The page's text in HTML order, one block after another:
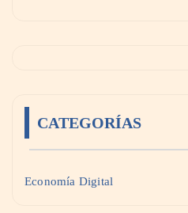
CATEGORÍAS
Economía Digital